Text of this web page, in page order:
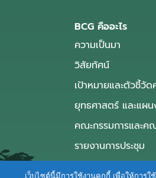
BCG คืออะไร
ความเป็นมา
วิสัยทัศน์
เป้าหมายและตัวชี้วัด
ยุทธศาสตร์ และแผ
คณะกรรมการและค
รายงานการประชุม
เว็บไซต์นี้มีการใช้งานคุกกี้ เพื่อให้การ